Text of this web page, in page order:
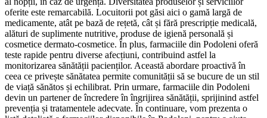
oferite este remarcabilă. Locuitorii pot găsi aici o gamă largă de
medicamente, atât pe bază de rețetă, cât și fără prescripție medicală,
alături de suplimente nutritive, produse de igienă personală și
cosmetice dermato-cosmetice. În plus, farmaciile din Podoleni oferă
teste rapide pentru diverse afecțiuni, contribuind astfel la
monitorizarea sănătății pacienților. Această abordare proactivă în
ceea ce privește sănătatea permite comunității să se bucure de un stil
de viață sănătos și echilibrat. Prin urmare, farmaciile din Podoleni
devin un partener de încredere în îngrijirea sănătății, sprijinind astfel
prevenția și tratamentele adecvate. În continuare, vom prezenta o